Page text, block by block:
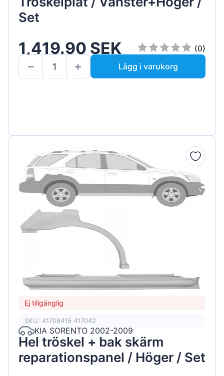
Set
1,419.90 SEK
(0)
Lägg i varukorg
Ej tillgänglig
SKU: 41708415 417042
KIA SORENTO 2002-2009
Hel tröskel + bak skärm
reparationspanel / Höger / Set